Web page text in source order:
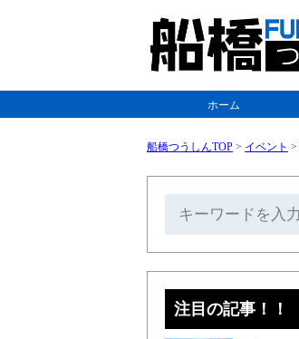
ホーム
船橋つうしんTOP > イベント >
注目の記事！！